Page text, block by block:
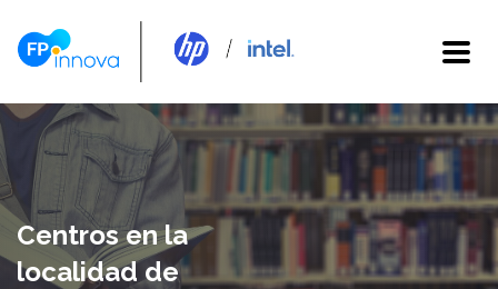
Centros en la
localidad de